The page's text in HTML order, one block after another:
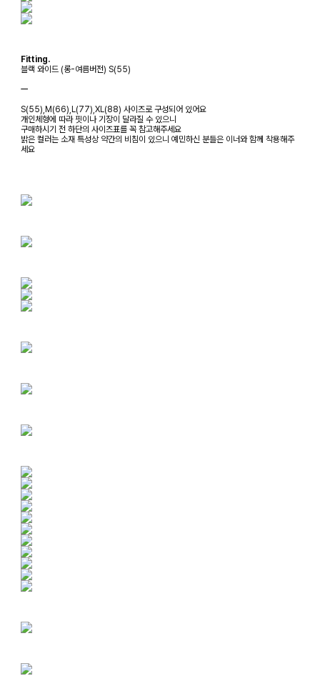
Fitting.
블랙 와이드 (롱-여름버전) S(55)
ㅡ
S(55),M(66),L(77),XL(88) 사이즈로 구성되어 있어요
개인체형에 따라 핏이나 기장이 달라질 수 있으니
구매하시기 전 하단의 사이즈표를 꼭 참고해주세요
밝은 컬러는 소재 특성상 약간의 비침이 있으니 예민하신 분들은 이너와 함께 착용해주
세요